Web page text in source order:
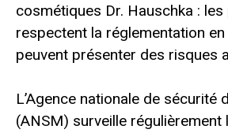
cosmétiques Dr. Hauschka :
respectent la réglementation
peuvent présenter des risques
L’Agence nationale de sécurité
(ANSM) surveille